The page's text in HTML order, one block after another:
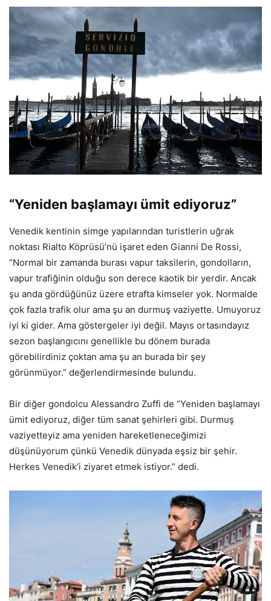
“Yeniden başlamayı ümit ediyoruz”
Venedik kentinin simge yapılarından turistlerin uğrak
noktası Rialto Köprüsü’nü işaret eden Gianni De Rossi,
“Normal bir zamanda burası vapur taksilerin, gondolların,
vapur trafiğinin olduğu son derece kaotik bir yerdir. Ancak
şu anda gördüğünüz üzere etrafta kimseler yok. Normalde
çok fazla trafik olur ama şu an durmuş vaziyette. Umuyoruz
iyi ki gider. Ama göstergeler iyi değil. Mayıs ortasındayız
sezon başlangıcını genellikle bu dönem burada
görebilirdiniz çoktan ama şu an burada bir şey
görünmüyor.” değerlendirmesinde bulundu.
Bir diğer gondolcu Alessandro Zuffi de “Yeniden başlamayı
ümit ediyoruz, diğer tüm sanat şehirleri gibi. Durmuş
vaziyetteyiz ama yeniden hareketleneceğimizi
düşünüyorum çünkü Venedik dünyada eşsiz bir şehir.
Herkes Venedik’i ziyaret etmek istiyor.” dedi.